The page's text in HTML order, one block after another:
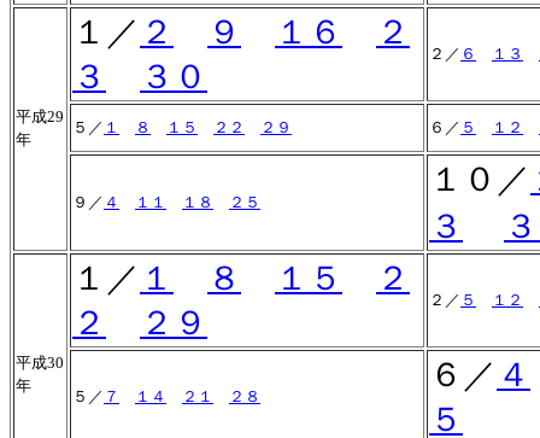
平成29
年
１／ ２ ９ １６
２
３
３０
２／ ６ １３
５／ １ ８ １５ ２２ ２９ ６／ ５ １２
９／ ４ １１ １８ ２５
１０／
３
平成30
年
１／ １ ８ １５
２
２
２９
２／ ５ １２
５／ ７ １４ ２１ ２８
６／ ４
５